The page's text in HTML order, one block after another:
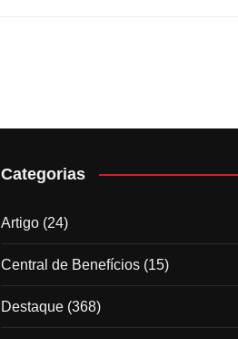
Categorias
Artigo (24)
Central de Benefícios (15)
Destaque (368)